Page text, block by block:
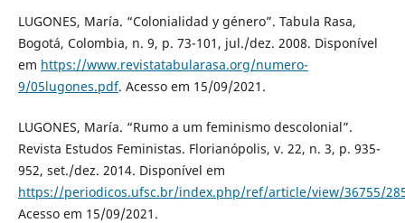
LUGONES, María. “Colonialidad y género”. Tabula Rasa,
Bogotá, Colombia, n. 9, p. 73-101, jul./dez. 2008. Disponível
em https://www.revistatabularasa.org/numero-
9/05lugones.pdf. Acesso em 15/09/2021.
LUGONES, María. “Rumo a um feminismo descolonial”.
Revista Estudos Feministas. Florianópolis, v. 22, n. 3, p. 935-
952, set./dez. 2014. Disponível em
https://periodicos.ufsc.br/index.php/ref/article/view/36755/
Acesso em 15/09/2021.